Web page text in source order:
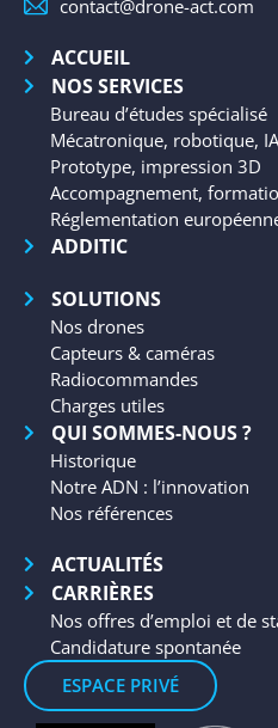
contact@drone-act.com
ACCUEIL
NOS SERVICES
Bureau d’études spécialisé
Mécatronique, robotique, IA
Prototype, impression 3D
Accompagnement,
Réglementation
ADDITIC
SOLUTIONS
Nos drones
Capteurs & caméras
Radiocommandes
Charges utiles
QUI SOMMES-NOUS ?
Historique
Notre ADN : l’innovation
Nos références
ACTUALITÉS
CARRIÈRES
Nos offres d’emploi et de
Candidature spontanée
ESPACE PRIVÉ